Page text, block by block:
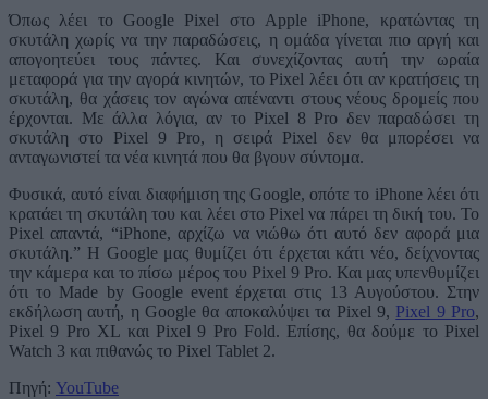
Όπως λέει το Google Pixel στο Apple iPhone, κρατώντας τη
σκυτάλη χωρίς να την παραδώσεις, η ομάδα γίνεται πιο αργή και
απογοητεύει τους πάντες. Και συνεχίζοντας αυτή την ωραία
μεταφορά για την αγορά κινητών, το Pixel λέει ότι αν κρατήσεις τη
σκυτάλη, θα χάσεις τον αγώνα απέναντι στους νέους δρομείς που
έρχονται. Με άλλα λόγια, αν το Pixel 8 Pro δεν παραδώσει τη
σκυτάλη στο Pixel 9 Pro, η σειρά Pixel δεν θα μπορέσει να
ανταγωνιστεί τα νέα κινητά που θα βγουν σύντομα.
Φυσικά, αυτό είναι διαφήμιση της Google, οπότε το iPhone λέει ότι
κρατάει τη σκυτάλη του και λέει στο Pixel να πάρει τη δική του. Το
Pixel απαντά, “iPhone, αρχίζω να νιώθω ότι αυτό δεν αφορά μια
σκυτάλη.” Η Google μας θυμίζει ότι έρχεται κάτι νέο, δείχνοντας
την κάμερα και το πίσω μέρος του Pixel 9 Pro. Και μας υπενθυμίζει
ότι το Made by Google event έρχεται στις 13 Αυγούστου. Στην
εκδήλωση αυτή, η Google θα αποκαλύψει τα Pixel 9, Pixel 9 Pro,
Pixel 9 Pro XL και Pixel 9 Pro Fold. Επίσης, θα δούμε το Pixel
Watch 3 και πιθανώς το Pixel Tablet 2.
Πηγή: YouTube